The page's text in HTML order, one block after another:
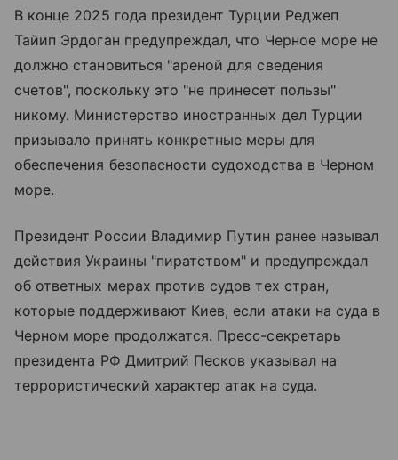
В конце 2025 года президент Турции Реджеп
Тайип Эрдоган предупреждал, что Черное море не
должно становиться "ареной для сведения
счетов", поскольку это "не принесет пользы"
никому. Министерство иностранных дел Турции
призывало принять конкретные меры для
обеспечения безопасности судоходства в Черном
море.
Президент России Владимир Путин ранее называл
действия Украины "пиратством" и предупреждал
об ответных мерах против судов тех стран,
которые поддерживают Киев, если атаки на суда в
Черном море продолжатся. Пресс-секретарь
президента РФ Дмитрий Песков указывал на
террористический характер атак на суда.